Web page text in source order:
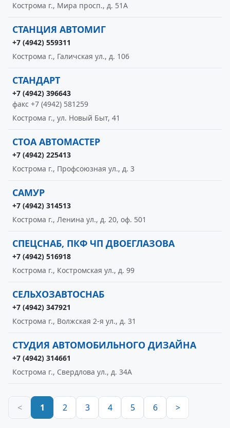
Кострома г., Мира просп., д. 51А
СТАНЦИЯ АВТОМИГ
+7 (4942) 559311
Кострома г., Галичская ул., д. 106
СТАНДАРТ
+7 (4942) 396643
факс +7 (4942) 581259
Кострома г., ул. Новый Быт, 41
СТОА АВТОМАСТЕР
+7 (4942) 225413
Кострома г., Профсоюзная ул., д. 3
САМУР
+7 (4942) 314513
Кострома г., Ленина ул., д. 20, оф. 501
СПЕЦСНАБ, ПКФ ЧП ДВОЕГЛАЗОВА
+7 (4942) 516918
Кострома г., Костромская ул., д. 99
СЕЛЬХОЗАВТОСНАБ
+7 (4942) 347921
Кострома г., Волжская 2-я ул., д. 31
СТУДИЯ АВТОМОБИЛЬНОГО ДИЗАЙНА
+7 (4942) 314661
Кострома г., Свердлова ул., д. 34А
< 1 2 3 4 5 6 >